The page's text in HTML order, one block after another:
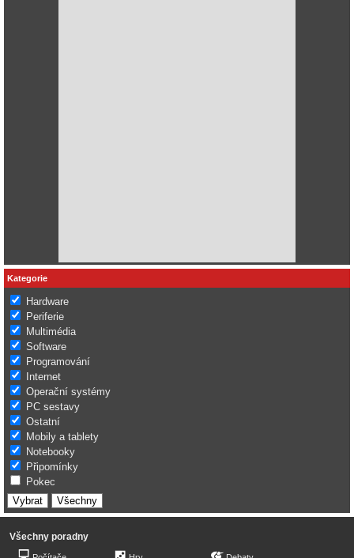
Kategorie
Hardware
Periferie
Multimédia
Software
Programování
Internet
Operační systémy
PC sestavy
Ostatní
Mobily a tablety
Notebooky
Připomínky
Pokec
Všechny poradny